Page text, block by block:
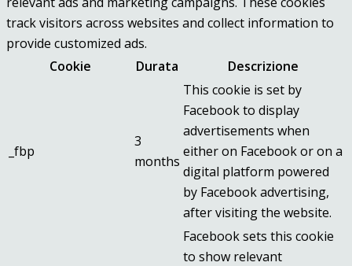
track visitors across websites and collect information to
provide customized ads.
Cookie
Durata Descrizione
_fbp
3
months
This cookie is set by
Facebook to display
advertisements when
either on Facebook or on a
digital platform powered
by Facebook advertising,
after visiting the website.
Facebook sets this cookie
to show relevant